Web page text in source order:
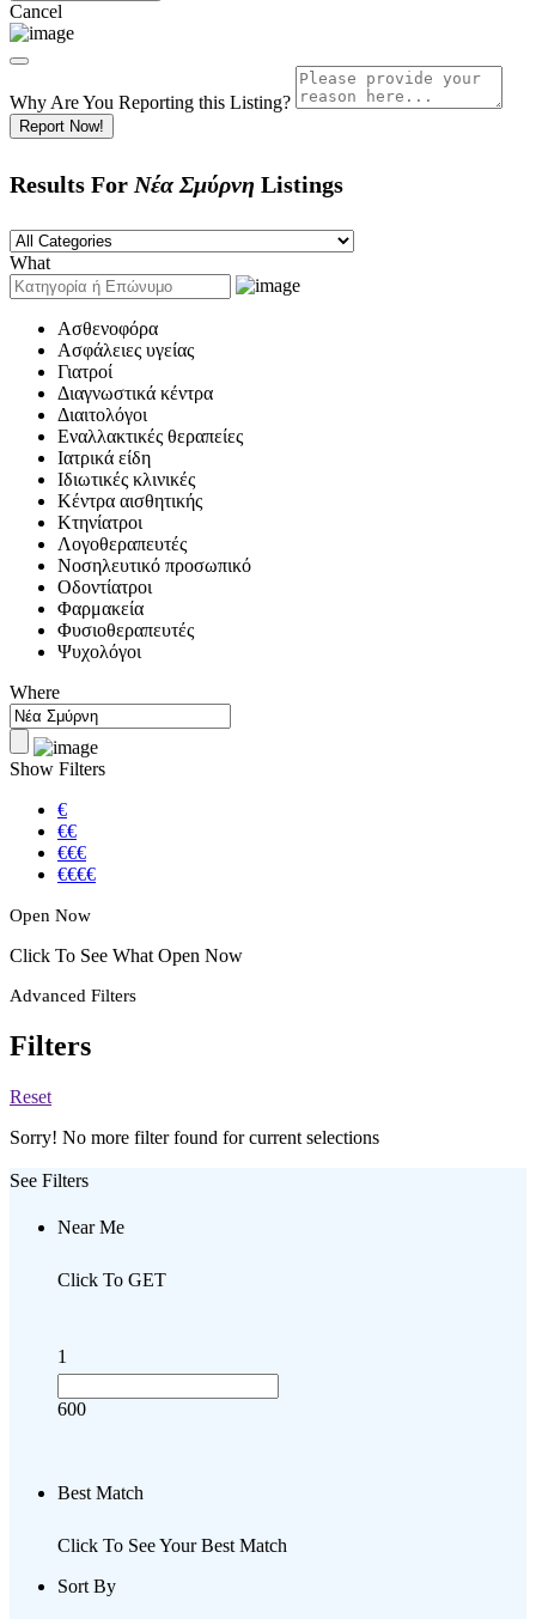
Cancel
Why Are You Reporting this Listing?
Report Now!
Results For Νέα Σμύρνη Listings
What
Ασθενοφόρα
Ασφάλειες υγείας
Γιατροί
Διαγνωστικά κέντρα
Διαιτολόγοι
Εναλλακτικές θεραπείες
Ιατρικά είδη
Ιδιωτικές κλινικές
Κέντρα αισθητικής
Κτηνίατροι
Λογοθεραπευτές
Νοσηλευτικό προσωπικό
Οδοντίατροι
Φαρμακεία
Φυσιοθεραπευτές
Ψυχολόγοι
Where
Show Filters
€
€€
€€€
€€€€
Open Now
Click To See What Open Now
Advanced Filters
Filters
Reset
Sorry! No more filter found for current selections
See Filters
Near Me
Click To GET
1
600
Best Match
Click To See Your Best Match
Sort By